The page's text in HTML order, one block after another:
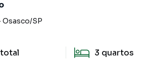
Osasco/SP
total 3 quartos